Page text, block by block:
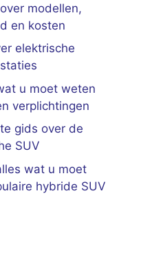
modellen,
en kosten
elektrische
u moet weten
verplichtingen
gids over de
SUV
wat u moet
hybride SUV